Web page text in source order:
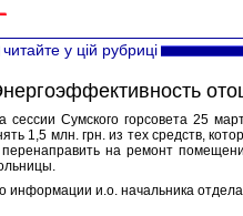
читайте у цій рубриці
сессии Сумского горсовета 25
1,5 млн. грн. из тех средств,
на ремонт
информации и.о. начальника